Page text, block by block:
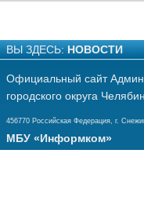
ВЫ ЗДЕСЬ: НОВОСТИ
Официальный сайт
городского округа
456770 Российская Федерация, г.
МБУ «Информком»